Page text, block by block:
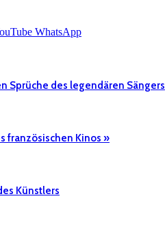
WhatsApp
Sprüche des legendären Sängers
französischen Kinos »
Künstlers